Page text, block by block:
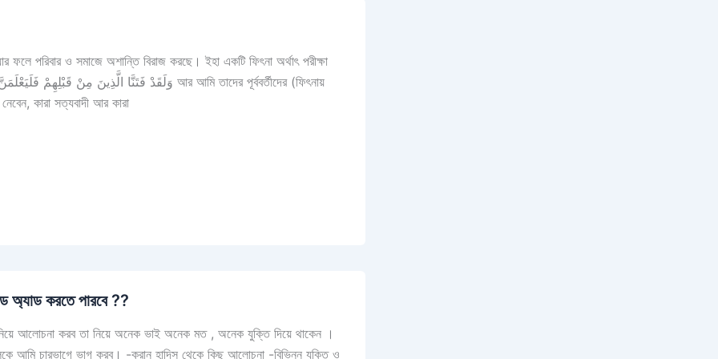
ফলে পরিবার ও সমাজে অশান্তি বিরাজ করছে। ইহা একটি ফিৎনা অর্থাৎ পরীক্ষা
কারা সত্যবাদী আর কারা
অ্যাড করতে পারবে ??
আলোচনা করব তা নিয়ে অনেক ভাই অনেক মত , অনেক যুক্তি দিয়ে থাকেন ।
চারভাগে ভাগ করব। -কুরান হাদিস থেকে কিছু আলোচনা -বিভিন্ন যুক্তি ও